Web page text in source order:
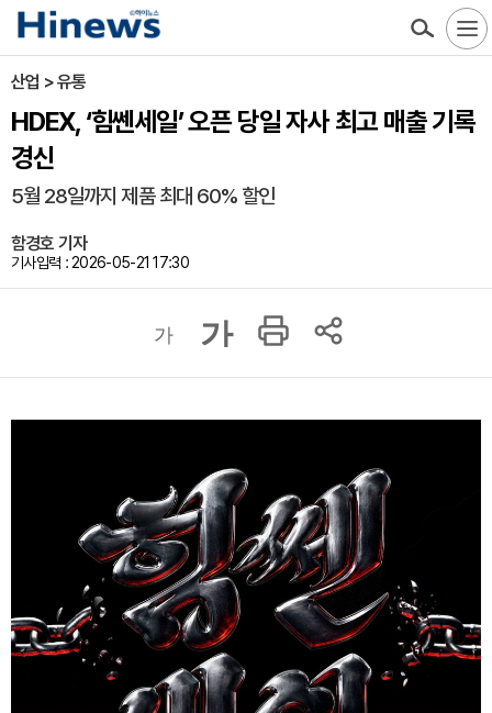
산업 > 유통
HDEX, ‘힘쎈세일’ 오픈 당일 자사 최고 매출 기록
경신
5월 28일까지 제품 최대 60% 할인
함경호 기자
기사입력 : 2026-05-21 17:30
가 가